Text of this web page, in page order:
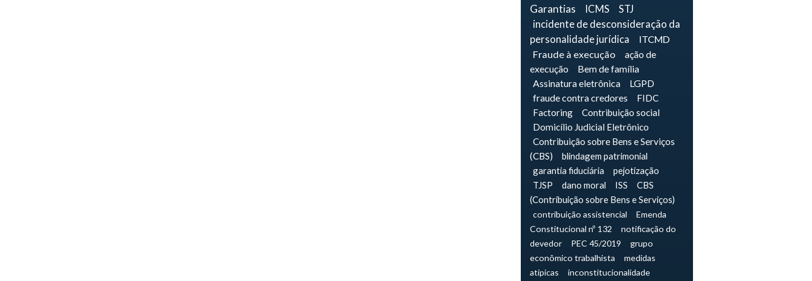
Garantias
ICMS
STJ
incidente de desconsideração da
personalidade jurídica
ITCMD
Fraude à execução
ação de
execução
Bem de família
Assinatura eletrônica
LGPD
fraude contra credores
FIDC
Factoring
Contribuição social
Domicílio Judicial Eletrônico
Contribuição sobre Bens e Serviços
(CBS)
blindagem patrimonial
garantia fiduciária
pejotização
TJSP
dano moral ISS
CBS
(Contribuição sobre Bens e Serviços)
contribuição assistencial
Emenda
Constitucional nº 132
notificação do
devedor
PEC 45/2019
grupo
econômico trabalhista
medidas
atípicas
inconstitucionalidade